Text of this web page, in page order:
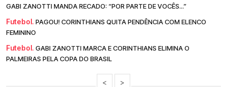
GABI ZANOTTI MANDA RECADO: “POR PARTE DE VOCÊS...”
Futebol. PAGOU! CORINTHIANS QUITA PENDÊNCIA COM ELENCO
FEMININO
Futebol. GABI ZANOTTI MARCA E CORINTHIANS ELIMINA O
PALMEIRAS PELA COPA DO BRASIL
< >